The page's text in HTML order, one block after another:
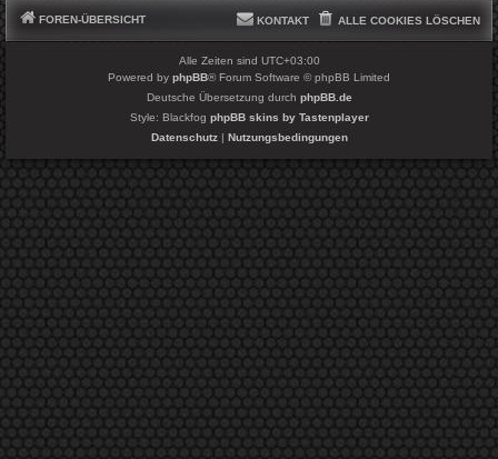
FOREN-ÜBERSICHT ALLE COOKIES LÖSCHEN
KONTAKT
Alle Zeiten sind UTC+03:00
Powered by phpBB® Forum Software © phpBB Limited
Deutsche Übersetzung durch phpBB.de
Style: Blackfog phpBB skins by Tastenplayer
Datenschutz| Nutzungsbedingungen